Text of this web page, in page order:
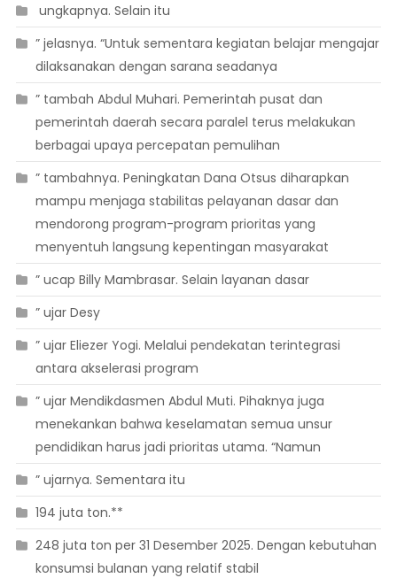
 ungkapnya. Selain itu
” jelasnya. “Untuk sementara kegiatan belajar mengajar
dilaksanakan dengan sarana seadanya
” tambah Abdul Muhari. Pemerintah pusat dan
pemerintah daerah secara paralel terus melakukan
berbagai upaya percepatan pemulihan
” tambahnya. Peningkatan Dana Otsus diharapkan
mampu menjaga stabilitas pelayanan dasar dan
mendorong program-program prioritas yang
menyentuh langsung kepentingan masyarakat
” ucap Billy Mambrasar. Selain layanan dasar
” ujar Desy
” ujar Eliezer Yogi. Melalui pendekatan terintegrasi
antara akselerasi program
” ujar Mendikdasmen Abdul Muti. Pihaknya juga
menekankan bahwa keselamatan semua unsur
pendidikan harus jadi prioritas utama. “Namun
” ujarnya. Sementara itu
194 juta ton.**
248 juta ton per 31 Desember 2025. Dengan kebutuhan
konsumsi bulanan yang relatif stabil